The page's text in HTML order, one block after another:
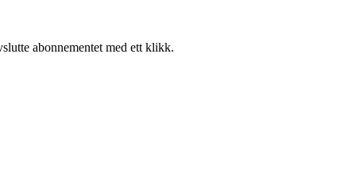
abonnementet med ett klikk.